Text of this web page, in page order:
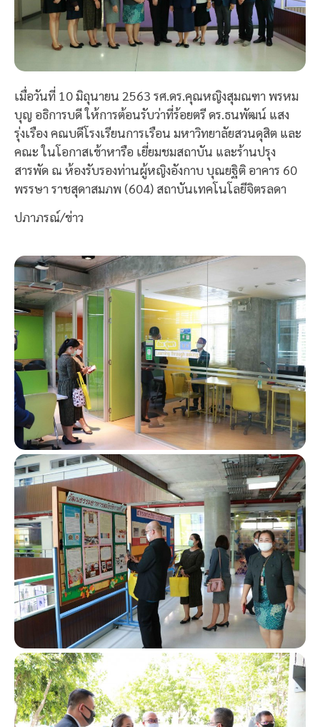
เมื่อวันที่ 10 มิถุนายน 2563 รศ.ดร.คุณหญิงสุมณฑา พรหม
บุญ อธิการบดี ให้การต้อนรับว่าที่ร้อยตรี ดร.ธนพัฒน์ แสง
รุ่งเรือง คณบดีโรงเรียนการเรือน มหาวิทยาลัยสวนดุสิต และ
คณะ ในโอกาสเข้าหารือ เยี่ยมชมสถาบัน และร้านปรุง
สารพัด ณ ห้องรับรองท่านผู้หญิงอังกาบ บุณยฐิติ อาคาร 60
พรรษา ราชสุดาสมภพ (604) สถาบันเทคโนโลยีจิตรลดา
ปภาภรณ์/ข่าว